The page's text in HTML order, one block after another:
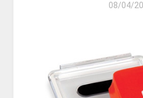
08/04/